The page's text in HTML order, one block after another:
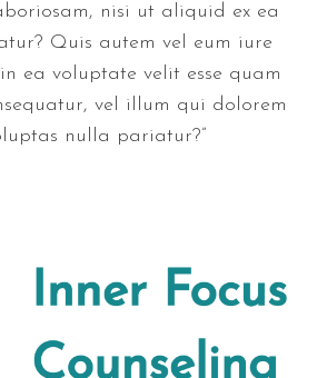
nisi ut aliquid ex ea
Quis autem vel eum iure
ea voluptate velit esse quam
vel illum qui dolorem
nulla pariatur?”